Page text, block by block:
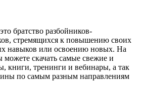
братство разбойников-
стремящихся к повышению своих
навыков или освоению новых. На
скачать самые свежие и
книги, тренинги и вебинары, а так
по самым разным направлениям